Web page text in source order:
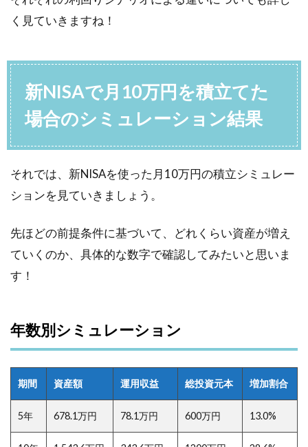
く見ていきますね！
新NISAで月10万円を積立てた
場合のシミュレーション結果
それでは、新NISAを使った月10万円の積立シミュレー
ションを見ていきましょう。
先ほどの前提条件に基づいて、どれくらい資産が増え
ていくのか、具体的な数字で確認してみたいと思いま
す！
年数別シミュレーション
期間 資産額 運用収益 総投資元本 増加割合
5年 678.1万円 78.1万円 600万円 13.0%